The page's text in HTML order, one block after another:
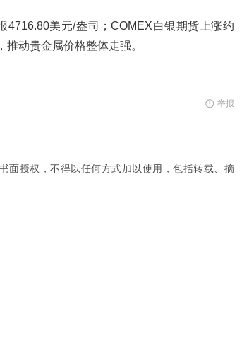
美元/盎司；COMEX白银期货上涨约
动贵金属价格整体走强。
举报
面授权，不得以任何方式加以使用，包括转载、摘